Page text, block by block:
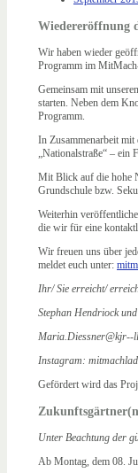
Wiedereröffnung
Wir haben wieder
Programm im
Gemeinsam mit
starten. Neben dem
Programm.
In Zusammenarbeit
„Nationalstraße“ – ein
Mit Blick auf die hohe
Grundschule bzw.
Weiterhin
die wir für eine
Wir freuen uns über
meldet euch unter:
Ihr/ Sie erreicht/
Stephan Hendriock
Maria.Diessner@kjr-­
Instagram:
Gefördert wird das
Unter Beachtung der
Ab Montag, dem 08.